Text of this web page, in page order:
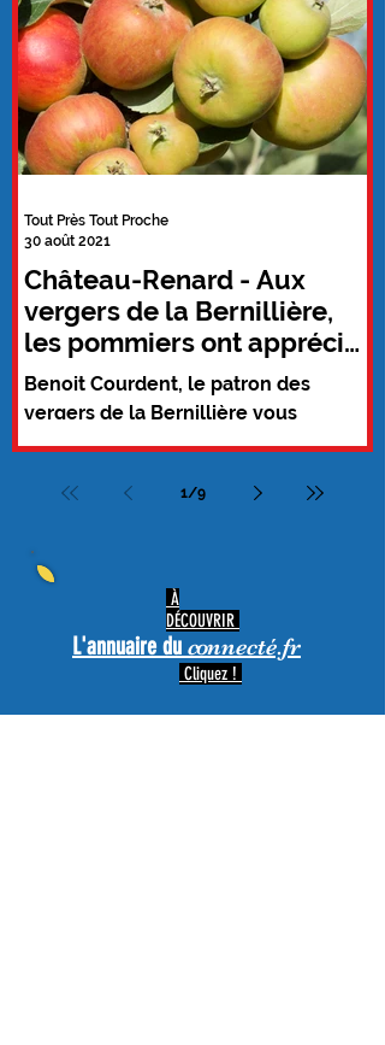
montargois vise à...
Château-Renard - Aux
vergers de la Bernillière,
les pommiers ont apprécié
cette été...
Benoit Courdent, le patron des
vergers de la Bernillière vous
accueille dès le 2 septembre pour la
Tout Près Tout Proche
30 août 2021
1/9
À
DÉCOUVRIR
L'annuaire du connecté.fr
Cliquez !